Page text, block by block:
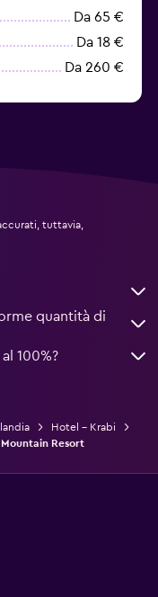
Da 65 €
Da 18 €
Da 260 €
tuttavia,
quantità di
100%?
Hotel - Krabi
Resort